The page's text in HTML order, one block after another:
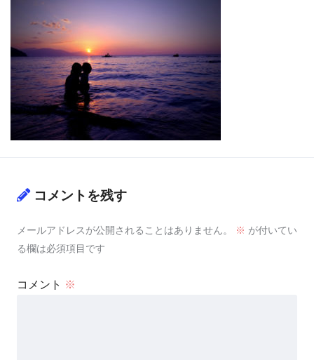
コメントを残す
メールアドレスが公開されることはありません。 ※ が付いてい
る欄は必須項目です
コメント ※